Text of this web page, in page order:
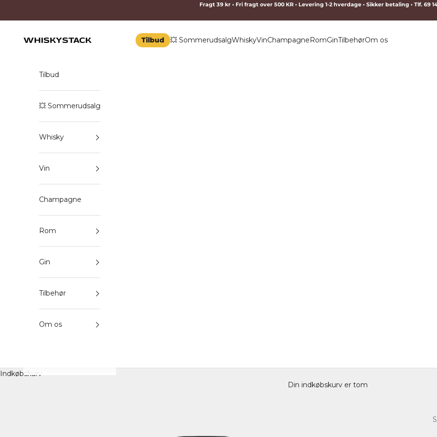
Fragt 39 kr • Fri fragt over 500 KR • Levering 1-2 hverdage • Sikker betaling • Tlf. 69
WHISKYSTACK Tilbud 💥 SommerudsalgWhiskyVinChampagneRomGinTilbehørOm os
Tilbud
💥 Sommerudsalg
Whisky
Vin
Champagne
Rom
Gin
Tilbehør
Om os
Indkøbskurv
Din indkøbskurv er tom